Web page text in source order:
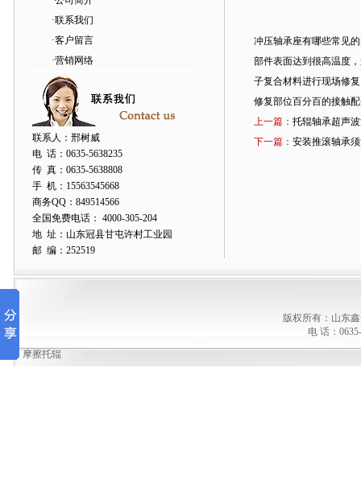
·联系我们
·客户留言
·营销网络
联系人：邢树威
电 话：0635-5638235
传 真：0635-5638808
手 机：15563545668
商务QQ：849514566
全国免费电话： 4000-305-204
地 址：山东冠县甘屯许村工业园
邮 编：252519
冲压轴承座有哪些常见
部件表面达到很高温度
子复合材料进行现场修
修复部位百分百的接触
上一篇： 托辊轴承超声
下一篇： 安装推滚轴承
版权所有：山东
电 话：
摩擦托辊